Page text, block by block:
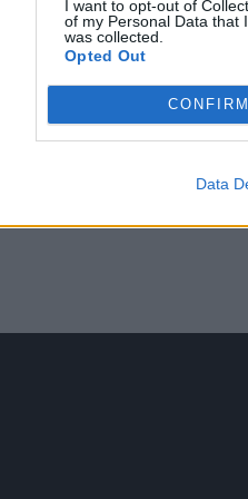
I want to opt-out of
of my Personal Data that
was collected.
Opted Out
CONFIRM
Data